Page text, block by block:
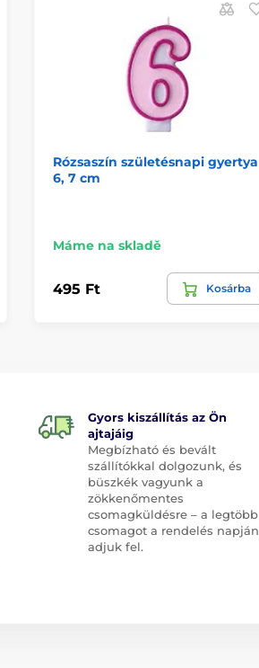
Rózsaszín születésnapi gyertya
6, 7 cm
Máme na skladě
495 Ft Kosárba
Gyors kiszállítás az Ön
ajtajáig
Megbízható és bevált
szállítókkal dolgozunk, és
büszkék vagyunk a
zökkenőmentes
csomagküldésre – a legtöbb
csomagot a rendelés napján
adjuk fel.